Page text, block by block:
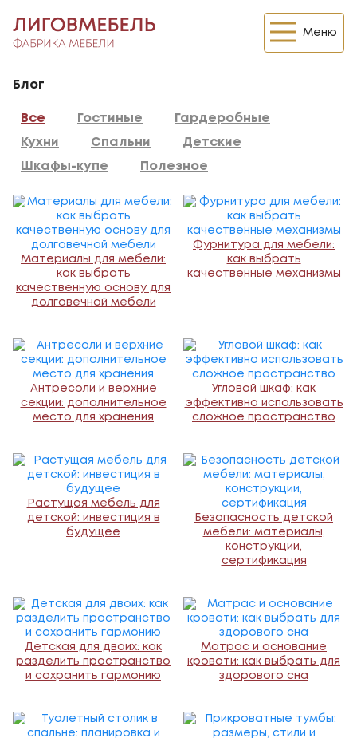
Меню
Блог
Все Гостиные
Гардеробные
Кухни
Спальни
Детские
Шкафы-купе
Полезное
Материалы для мебели:
как выбрать
качественную основу для
долговечной мебели
Фурнитура для мебели:
как выбрать
качественные механизмы
Антресоли и верхние
секции: дополнительное
место для хранения
Угловой шкаф: как
эффективно использовать
сложное пространство
Растущая мебель для
детской: инвестиция в
будущее
Безопасность детской
мебели: материалы,
конструкции,
сертификация
Детская для двоих: как
разделить пространство
и сохранить гармонию
Матрас и основание
кровати: как выбрать для
здорового сна